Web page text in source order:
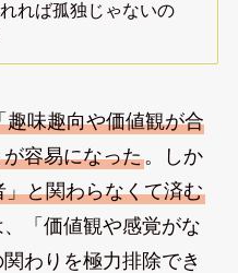
れば孤独じゃないの
趣味趣向や価値観が合
容易になった。しか
」と関わらなくて済む
「価値観や感覚がな
わりを極力排除でき